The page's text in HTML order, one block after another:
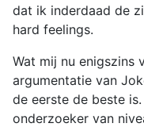
dat ik inderdaad de
hard feelings.
Wat mij nu enigszins
argumentatie van
de eerste de beste
onderzoeker van